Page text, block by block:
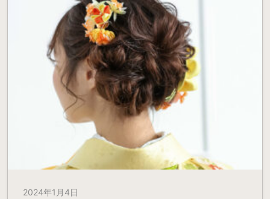
2024年1月4日